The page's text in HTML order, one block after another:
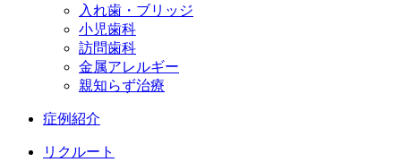
入れ歯・ブリッジ
小児歯科
訪問歯科
金属アレルギー
親知らず治療
症例紹介
リクルート